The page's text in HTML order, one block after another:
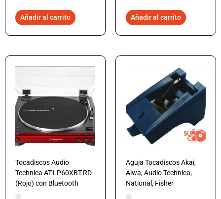
Añadir al carrito Añadir al carrito
Tocadiscos Audio
Technica AT-LP60XBT-RD
(Rojo) con Bluetooth
Aguja Tocadiscos Akai,
Aiwa, Audio Technica,
National, Fisher